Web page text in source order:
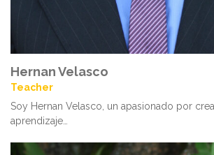
Hernan Velasco
Teacher
Soy Hernan Velasco, un apasionado por
aprendizaje…